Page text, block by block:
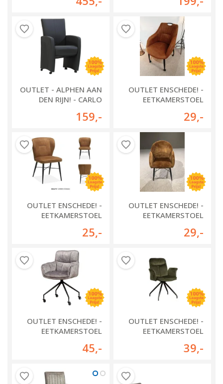
HANDGREEP
OUTLET - ALPHEN AAN
DEN RIJN! - CARLO
159,-
OUTLET ENSCHEDE! -
EETKAMERSTOEL
29,-
OUTLET ENSCHEDE! -
EETKAMERSTOEL
25,-
OUTLET ENSCHEDE! -
EETKAMERSTOEL
29,-
OUTLET ENSCHEDE! -
EETKAMERSTOEL
45,-
OUTLET ENSCHEDE! -
EETKAMERSTOEL
39,-